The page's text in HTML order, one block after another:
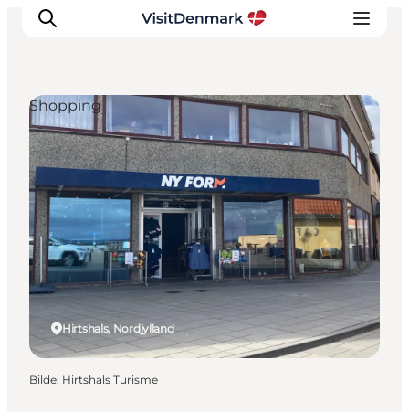
Inspirasjon
Reisemål
Aktiviteter
Overnatting
Planlegg reisen
Hirtshals, Nordjylland
Shopping
Bilde: Hirtshals Turisme